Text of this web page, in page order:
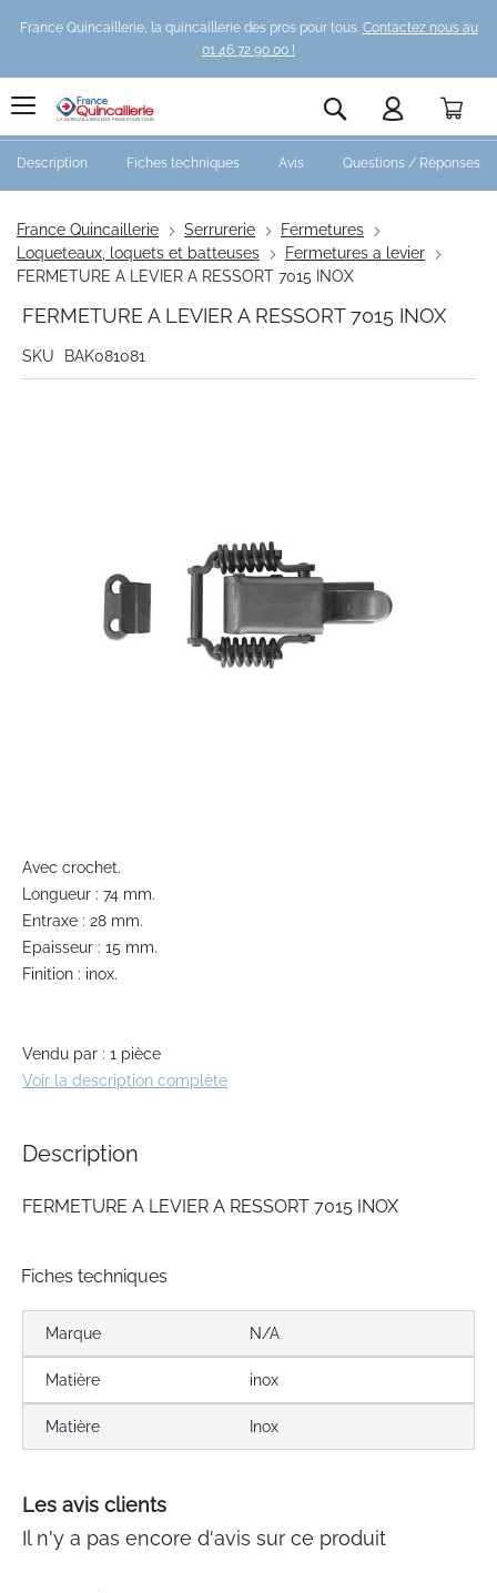
France Quincaillerie, la quincaillerie des pros pour tous. Contactez nous au
01 46 72 90 00 !
Rechercher
France Quincaillerie Serrurerie
Fermetures
Loqueteaux, loquets et batteuses
Fermetures a levier
FERMETURE A LEVIER A RESSORT 7015 INOX
FERMETURE A LEVIER A RESSORT 7015 INOX
SKU
BAK081081
to
the
beginning
of
the
images
Avec crochet.
Longueur : 74 mm.
Entraxe : 28 mm.
Epaisseur : 15 mm.
Finition : inox.
Vendu par : 1 pièce
Voir la description complète
Description Fiches techniques Avis Questions / Réponses
Description
FERMETURE A LEVIER A RESSORT 7015 INOX
Fiches techniques
Marque N/A
Matière inox
Matière Inox
Les avis clients
Il n'y a pas encore d'avis sur ce produit